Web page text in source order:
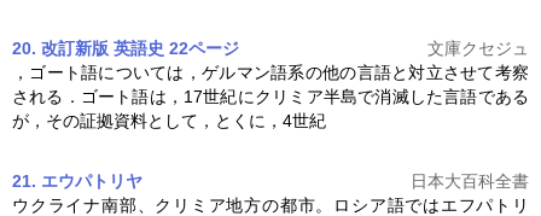
20. 改訂新版 英語史 22ページ
文庫クセジュ
，ゴート語については，ゲルマン語系の他の言語と対立させて考察
される．ゴート語は，17世紀にクリミア半島で消滅した言語である
が，その証拠資料として，とくに，4世紀
21. エウパトリヤ
日本大百科全書
ウクライナ南部、クリミア地方の都市。ロシア語ではエフパトリ